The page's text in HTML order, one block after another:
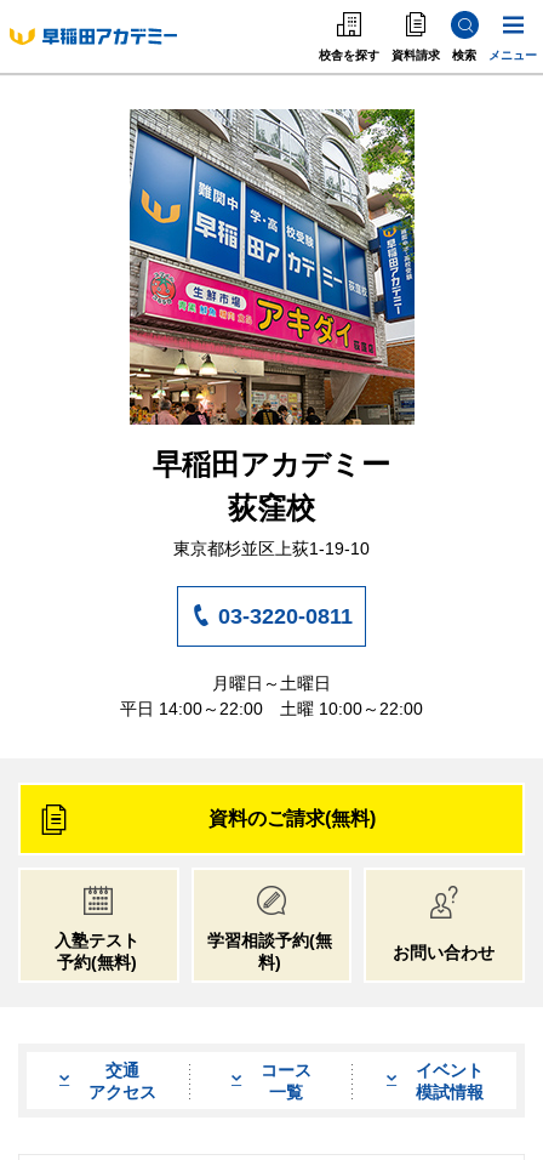
校舎を探す 資料請求 検索 メニュー
中学受験
高校受験
大学受験
個別指導
海外·帰国·首都圏外
英語教室
早稲田アカデミー
荻窪校
東京都杉並区上荻1-19-10
03-3220-0811
月曜日～土曜日
平日 14:00～22:00 土曜 10:00～22:00
資料のご請求(無料)
入塾テスト
予約(無料)
学習相談予約(無
料)
お問い合わせ
交通
アクセス
コース
一覧
イベント
模試情報